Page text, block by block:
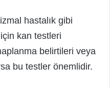
hastalık gibi
kan testleri
belirtileri veya
bu testler önemlidir.